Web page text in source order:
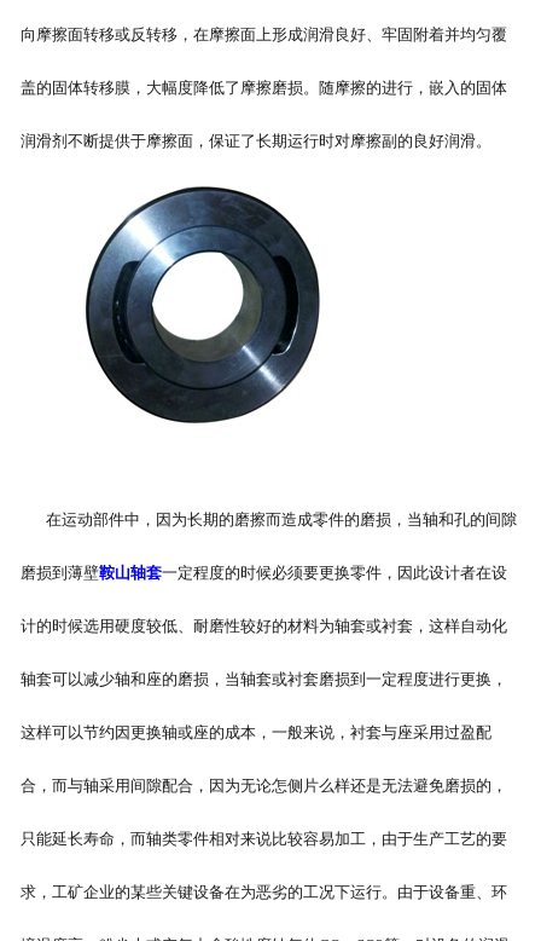
向摩擦面转移或反转移，在摩擦面上形成润滑良好、牢固附着并均匀覆
盖的固体转移膜，大幅度降低了摩擦磨损。随摩擦的进行，嵌入的固体
润滑剂不断提供于摩擦面，保证了长期运行时对摩擦副的良好润滑。
在运动部件中，因为长期的磨擦而造成零件的磨损，当轴和孔的间隙
磨损到薄壁鞍山轴套一定程度的时候必须要更换零件，因此设计者在设
计的时候选用硬度较低、耐磨性较好的材料为轴套或衬套，这样自动化
轴套可以减少轴和座的磨损，当轴套或衬套磨损到一定程度进行更换，
这样可以节约因更换轴或座的成本，一般来说，衬套与座采用过盈配
合，而与轴采用间隙配合，因为无论怎侧片么样还是无法避免磨损的，
只能延长寿命，而轴类零件相对来说比较容易加工，由于生产工艺的要
求，工矿企业的某些关键设备在为恶劣的工况下运行。由于设备重、环